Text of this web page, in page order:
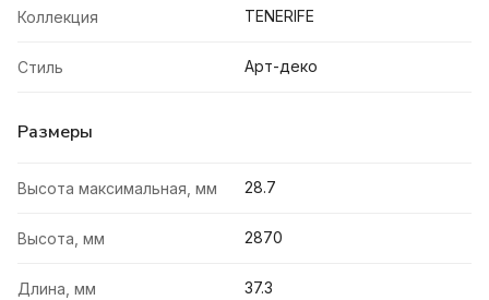
Коллекция TENERIFE
Стиль Арт-деко
Размеры
Высота максимальная, мм 28.7
Высота, мм 2870
Длина, мм 37.3